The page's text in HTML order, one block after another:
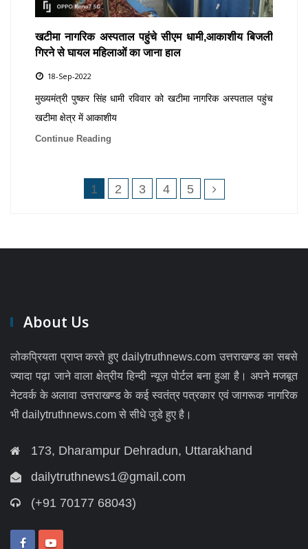
खटीमा नागरिक अस्पताल पहुंचे सीएम धामी,आकाशीय बिजली
गिरने से घायल महिलाओं का जाना हाल
18-Sep-2022
मुख्यमंत्री पुष्कर सिंह धामी रविवार को खटीमा नागरिक अस्पताल पहुंच
खटीमा क्षेत्र में आकाशीय
Continue Reading
1 2 3 4 5
About Us
लोकप्रियता प्राप्त करते हुए dailytruthnews.com उत्तराखण्ड का सबसे
ज्यादा पढ़ा जाने वाला क्षेत्रीय हिन्दी न्यूज़ पोर्टल बना हुआ है। अपने मजबूत
नेटवर्क के अलावा उत्तराखण्ड के कई स्वतंत्र पत्रकार एवं जागरूक नागरिक
भी dailytruthnews.com से सीधे जुडे हुए है।
173, Dharampur Dehradun, Uttarakhand
dailytruthnews1@gmail.com
(+91 70177 68043)